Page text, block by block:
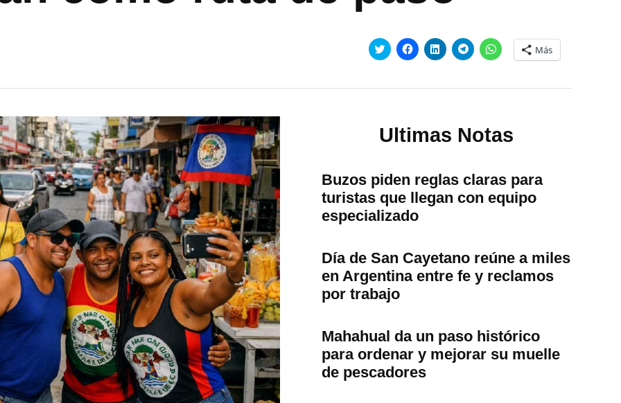
Haz
clic
Twitter
una
ventana
Haz
clic
Facebook
una
ventana
Haz
clic
LinkedIn
una
ventana
Haz
clic
Telegram
una
ventana
Haz
clic
WhatsApp
una
ventana
Más
Ultimas Notas
Buzos piden reglas claras para
turistas que llegan con equipo
especializado
Día de San Cayetano reúne a miles
en Argentina entre fe y reclamos
por trabajo
Mahahual da un paso histórico
para ordenar y mejorar su muelle
de pescadores